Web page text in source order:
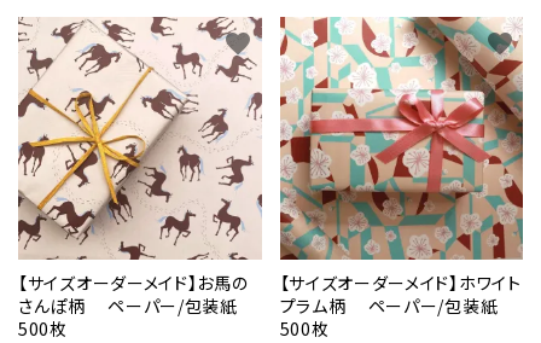
【サイズオーダーメイド】お馬の
さんぽ柄 ペーパー/包装紙
500枚
favorite
【サイズオーダーメイド】ホワイト
プラム柄 ペーパー/包装紙
500枚
favorite
キーワード
カテゴリー
close